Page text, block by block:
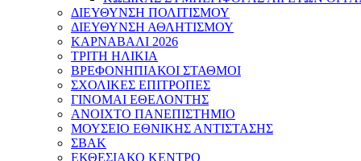
ΔΙΕΥΘΥΝΣΗ ΠΟΛΙΤΙΣΜΟΥ
ΔΙΕΥΘΥΝΣΗ ΑΘΛΗΤΙΣΜΟΥ
ΚΑΡΝΑΒΑΛΙ 2026
ΤΡΙΤΗ ΗΛΙΚΙΑ
ΒΡΕΦΟΝΗΠΙΑΚΟΙ ΣΤΑΘΜΟΙ
ΣΧΟΛΙΚΕΣ ΕΠΙΤΡΟΠΕΣ
ΓΙΝΟΜΑΙ ΕΘΕΛΟΝΤΗΣ
ΑΝΟΙΧΤΟ ΠΑΝΕΠΙΣΤΗΜΙΟ
ΜΟΥΣΕΙΟ ΕΘΝΙΚΗΣ ΑΝΤΙΣΤΑΣΗΣ
ΣΒΑΚ
ΕΚΘΕΣΙΑΚΟ ΚΕΝΤΡΟ